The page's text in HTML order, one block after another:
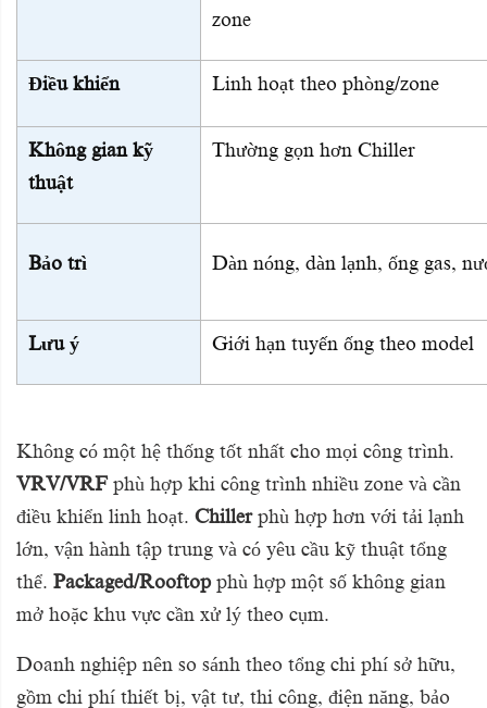
zone
Điều khiển Linh hoạt theo phòng/zone
Không gian kỹ
thuật
Thường gọn hơn Chiller
Bảo trì Dàn nóng, dàn lạnh, ống gas,
Lưu ý Giới hạn tuyến ống theo model
Không có một hệ thống tốt nhất cho mọi công trình.
VRV/VRFphù hợp khi công trình nhiều zone và cần
điều khiển linh hoạt. Chillerphù hợp hơn với tải lạnh
lớn, vận hành tập trung và có yêu cầu kỹ thuật tổng
thể. Packaged/Rooftopphù hợp một số không gian
mở hoặc khu vực cần xử lý theo cụm.
Doanh nghiệp nên so sánh theo tổng chi phí sở hữu,
gồm chi phí thiết bị, vật tư, thi công, điện năng, bảo